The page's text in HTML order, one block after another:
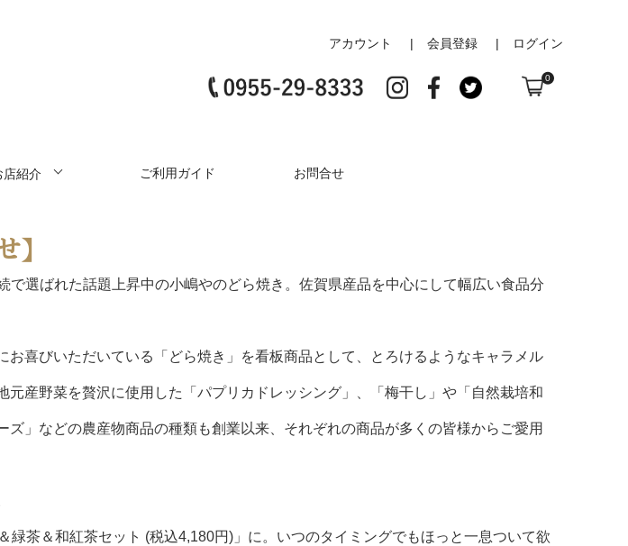
アカウント 会員登録 ログイン
0
店紹介 ご利用ガイド お問合せ
】
選ばれた話題上昇中の小嶋やのどら焼き。佐賀県産品を中心にして幅広い食品分
喜びいただいている「どら焼き」を看板商品として、とろけるようなキャラメル
産野菜を贅沢に使用した「パプリカドレッシング」、「梅干し」や「自然栽培和
」などの農産物商品の種類も創業以来、それぞれの商品が多くの皆様からご愛用
茶＆和紅茶セット (税込4,180円)」に。いつのタイミングでもほっと一息ついて欲